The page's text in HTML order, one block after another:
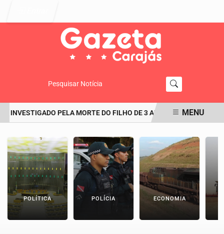
Pesquisar Notícia
INVESTIGADO PELA MORTE DO FILHO DE 3 ANOS TERIAMENU
POLÍTICA POLÍCIA ECONOMIA